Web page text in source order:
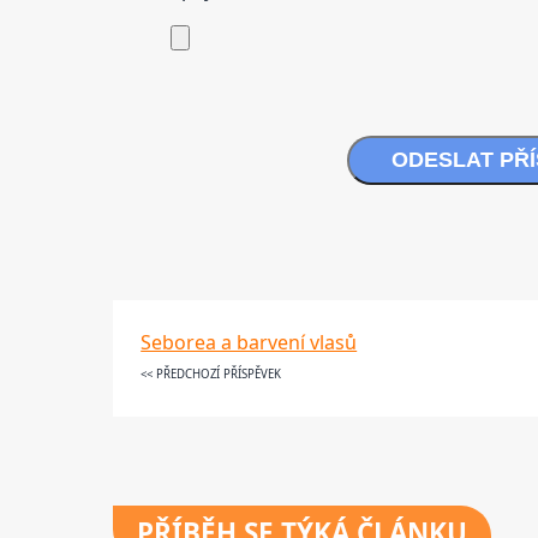
ODESLAT
Seborea a barvení vlasů
<< PŘEDCHOZÍ PŘÍSPĚVEK